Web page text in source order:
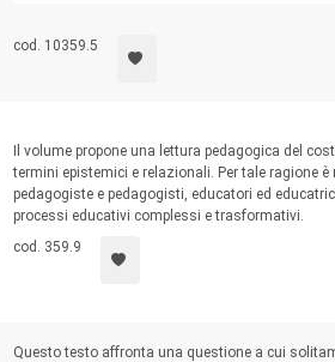
cod. 10359.5
Il volume propone una lettura pedagogica del
termini epistemici e relazionali. Per tale ragione
pedagogiste e pedagogisti, educatori ed
processi educativi complessi e trasformativi.
cod. 359.9
Questo testo affronta una questione a cui